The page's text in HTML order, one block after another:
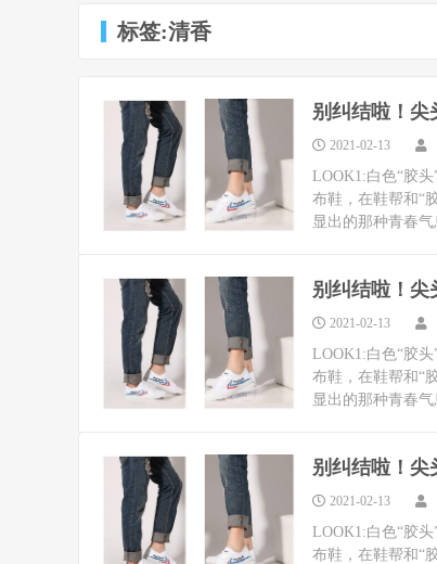
标签:清香
别纠结啦！尖
2021-02-13
LOOK1:白色“胶
布鞋，在鞋帮和“
显出的那种青春
别纠结啦！尖
2021-02-13
LOOK1:白色“胶
布鞋，在鞋帮和“
显出的那种青春
别纠结啦！尖
2021-02-13
LOOK1:白色“胶
布鞋，在鞋帮和“